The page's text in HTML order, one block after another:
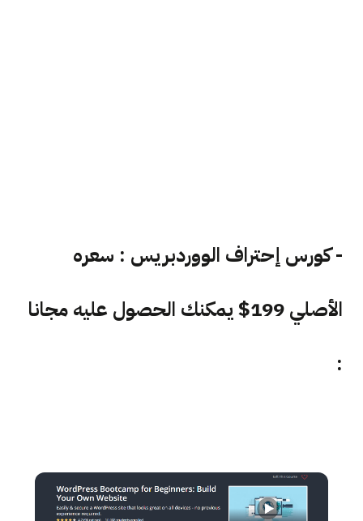
- كورس إحتراف الووردبريس : سعره
الأصلي 199$ يمكنك الحصول عليه مجانا
: